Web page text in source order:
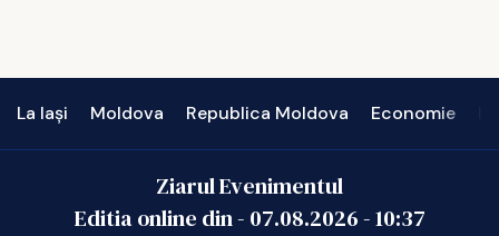
La Iași Moldova Republica Moldova Economie
Ziarul Evenimentul
Editia online din - 07.08.2026-10:37